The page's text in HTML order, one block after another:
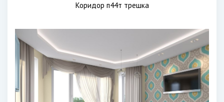
Коридор п44т трешка